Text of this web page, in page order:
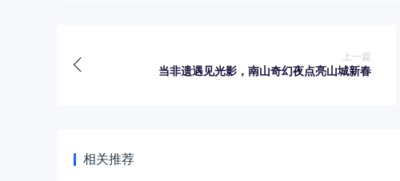
上一篇
当非遗遇见光影，南山奇幻夜点亮山城新春
相关推荐